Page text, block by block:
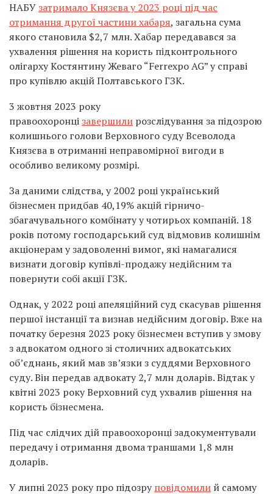
НАБУзатримало Князєва у 2023 році під час
отримання другої частини хабаря, загальна сума
якого становила $2,7 млн. Хабар передавався за
ухвалення рішення на користь підконтрольного
олігарху Костянтину Жеваго “Ferrexpo AG” у справі
про купівлю акцій Полтавського ГЗК.
3 жовтня 2023 року
правоохоронцізавершили розслідування за підозрою
колишнього голови Верховного суду Всеволода
Князєва в отриманні неправомірної вигоди в
особливо великому розмірі.
За даними слідства, у 2002 році український
бізнесмен придбав 40,19% акцій гірничо-
збагачувального комбінату у чотирьох компаній. 18
років потому господарський суд відмовив колишнім
акціонерам у задоволенні вимог, які намагалися
визнати договір купівлі-продажу недійсним та
повернути собі акції ГЗК.
Однак, у 2022 році апеляційний суд скасував рішення
першої інстанції та визнав недійсним договір. Вже на
початку березня 2023 року бізнесмен вступив у змову
з адвокатом одного зі столичних адвокатських
об’єднань, який мав зв’язки з суддями Верховного
суду. Він передав адвокату 2,7 млн доларів. Відтак у
квітні 2023 року Верховний суд ухвалив рішення на
користь бізнесмена.
Під час слідчих дій правоохоронці задокументували
передачу і отримання двома траншами 1,8 млн
доларів.
У липні 2023 року про підозруповідомили й самому